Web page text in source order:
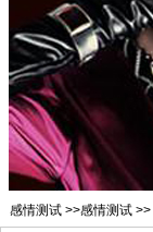
感情测试 >>感情测试 >>